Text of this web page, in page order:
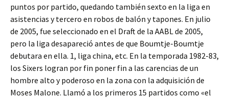
puntos por partido, quedando también sexto en la liga en
asistencias y tercero en robos de balón y tapones. En julio
de 2005, fue seleccionado en el Draft de la AABL de 2005,
pero la liga desapareció antes de que Boumtje-Boumtje
debutara en ella. 1, liga china, etc. En la temporada 1982-83,
los Sixers logran por fin poner fin a las carencias de un
hombre alto y poderoso en la zona con la adquisición de
Moses Malone. Llamó a los primeros 15 partidos como «el